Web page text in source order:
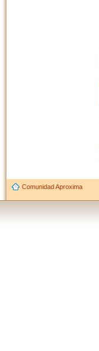
Comunidad Aproxima